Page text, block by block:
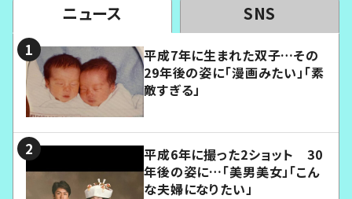
ニュース SNS
平成7年に生まれた双子…その
29年後の姿に「漫画みたい」「素
敵すぎる」
平成6年に撮った2ショット 30
年後の姿に…「美男美女」「こん
な夫婦になりたい」